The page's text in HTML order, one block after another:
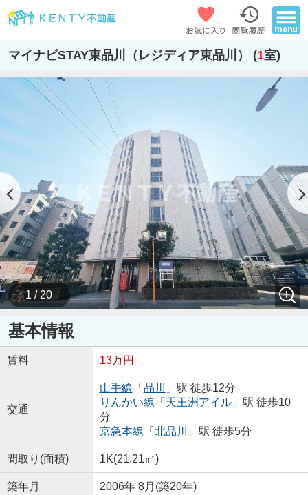
マイナビSTAY東品川（レジディア東品川） (1室)
1 / 20
基本情報
賃料 13万円
交通
山手線 「 品川
」駅 徒歩12分
りんかい線 「 天王洲アイル」駅 徒歩10
分
京急本線 「 北品川 」駅 徒歩5分
間取り(面積) 1K(21.21㎡)
築年月 2006年 8月(築20年)